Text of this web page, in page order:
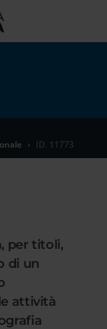
ID. 11773
per titoli,
di un
attività